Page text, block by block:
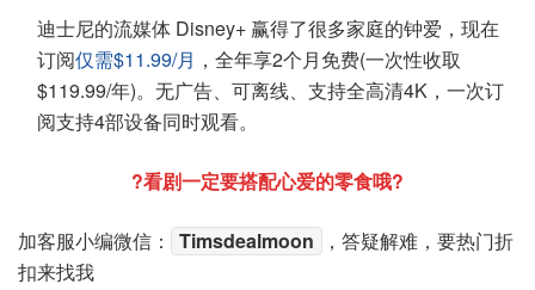
迪士尼的流媒体 Disney+ 赢得了很多家庭的钟爱，现在
订阅仅需$11.99/月 ，全年享2个月免费(一次性收取
$119.99/年)。无广告、可离线、支持全高清4K，一次订
阅支持4部设备同时观看。
?看剧一定要搭配心爱的零食哦?
加客服小编微信： Timsdealmoon
，答疑解难，要热门折
扣来找我